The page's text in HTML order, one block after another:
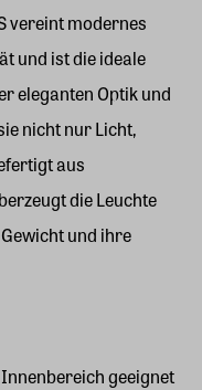
vereint modernes
und ist die ideale
eleganten Optik und
nicht nur Licht,
aus
die Leuchte
und ihre
geeignet